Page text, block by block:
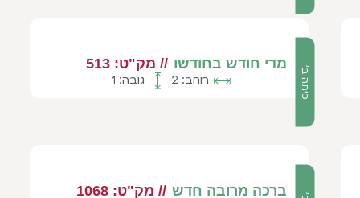
כיתה ב'
מדי חודש בחודשו // מק"ט: 513
רוחב: 2 גובה: 1
ברכה מרובה חדש // מק"ט: 1068